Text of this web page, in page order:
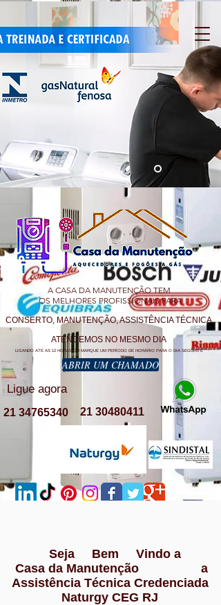
A CASA DA MANUTENÇÃO TEM
OS MELHORES PROFISSIONAIS PARA
CONSERTO, MANUTENÇÃO, ASSISTÊNCIA TÉCNICA
ATENDEMOS NO MESMO DIA
LIGANDO ATE AS 12 HORAS OU MARQUE UM PERÍODO DE HORÁRIO PARA O DIA SEGUINTE
ABRIR UM CHAMADO
Ligue agora
21 30480411
21 34765340
Seja Bem Vindo a
Casa da Manutenção a
Assistência Técnica Credenciada
Naturgy CEG RJ